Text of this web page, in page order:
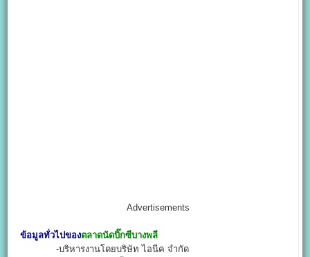
Advertisements
ข้อมูลทั่วไปของตลาดนัดบิ๊กซีบางพลี
-บริหารงานโดยบริษัท ไอนีค จำกัด